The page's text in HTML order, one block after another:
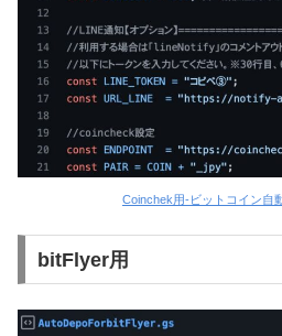
Coinchek用-ビットコイン自
bitFlyer用